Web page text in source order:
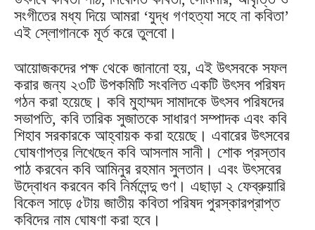
সংগীতের মধ্য দিয়ে আমরা ‘যুদ্ধ গণহত্যা সহে না কবিতা’
এই স্লোগানকে মূর্ত করে তুলবো।
আয়োজকদের পক্ষ থেকে জানানো হয়, এই উৎসবকে সফল
করার জন্য ২৩টি উপকমিটি সংবলিত একটি উৎসব পরিষদ
গঠন করা হয়েছে। কবি মুহাম্মদ সামাদকে উৎসব পরিষদের
সভাপতি, কবি তারিক সুজাতকে সাধারণ সম্পাদক এবং কবি
শিহাব সরকারকে আহ্বায়ক করা হয়েছে। এবারের উৎসবের
ঘোষণাপত্র লিখেছেন কবি আসলাম সানী। শোক প্রস্তাব
পাঠ করবেন কবি আমিনুর রহমান সুলতান। এবং উৎসবের
উদ্বোধন করবেন কবি নির্মলেন্দু গুণ। এছাড়া ২ ফেব্রুয়ারি
বিকেল সাড়ে ৫টায় জাতীয় কবিতা পরিষদ পুরস্কারপ্রাপ্ত
কবিদের নাম ঘোষণা করা হবে।